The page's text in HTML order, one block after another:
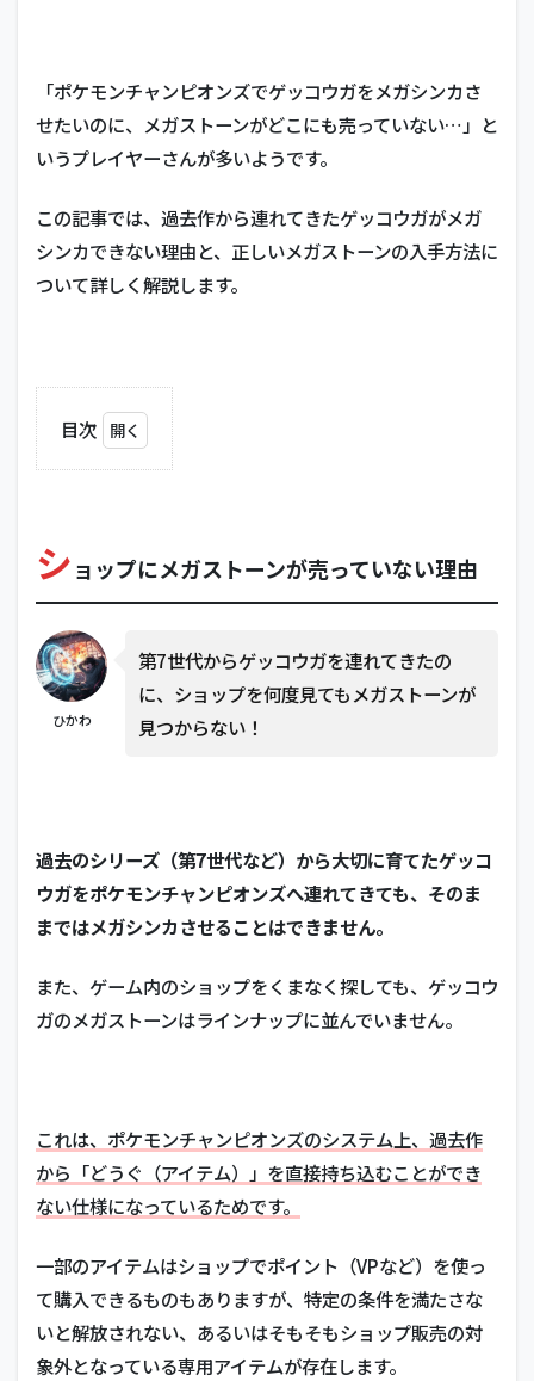
「ポケモンチャンピオンズでゲッコウガをメガシンカさ
せたいのに、メガストーンがどこにも売っていない…」と
いうプレイヤーさんが多いようです。
この記事では、過去作から連れてきたゲッコウガがメガ
シンカできない理由と、正しいメガストーンの入手方法に
ついて詳しく解説します。
目次
プ
に
メ
ス
ト
ー
ン
な
い
理
由
メ
ス
入
手
す
る
め
の
条
件
と
裏
ショップにメガストーンが売っていない理由
ひかわ
第7世代からゲッコウガを連れてきたの
に、ショップを何度見てもメガストーンが
見つからない！
過去のシリーズ（第7世代など）から大切に育てたゲッコ
ウガをポケモンチャンピオンズへ連れてきても、そのま
まではメガシンカさせることはできません。
また、ゲーム内のショップをくまなく探しても、ゲッコウ
ガのメガストーンはラインナップに並んでいません。
これは、ポケモンチャンピオンズのシステム上、過去作
から「どうぐ（アイテム）」を直接持ち込むことができ
ない仕様になっているためです。
一部のアイテムはショップでポイント（VPなど）を使っ
て購入できるものもありますが、特定の条件を満たさな
いと解放されない、あるいはそもそもショップ販売の対
象外となっている専用アイテムが存在します。